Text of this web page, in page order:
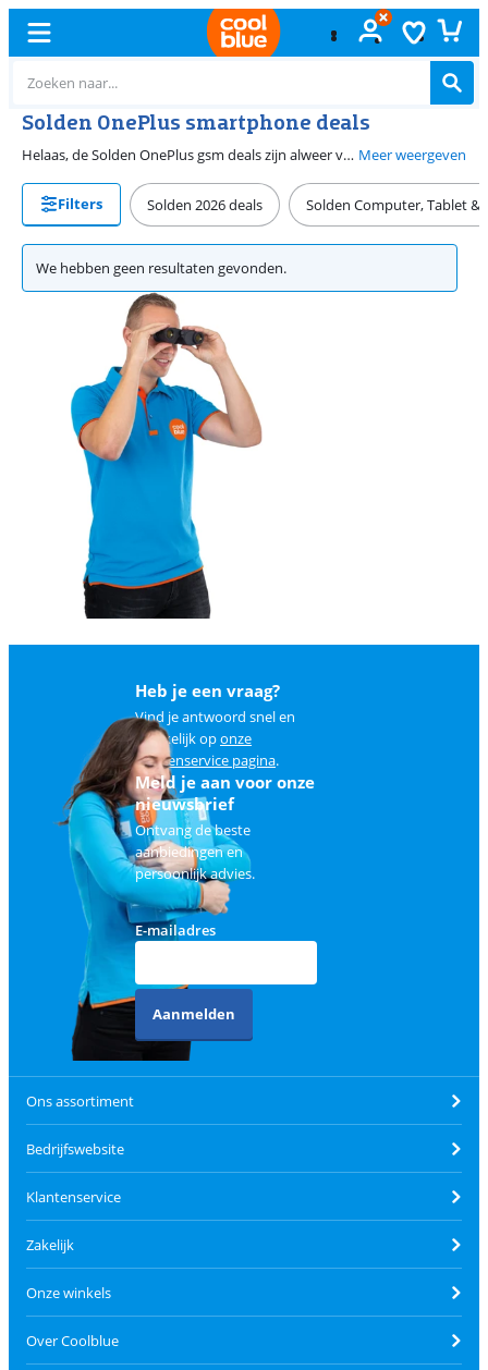
Solden OnePlus smartphone deals
Helaas, de Solden OnePlus gsm deals zijn alweer voorbij. Gelukkig zijn OnePlus smartphones bij Coolblue vaker in de aanbieding. Tijdens de Solden staat deze pagina weer vol met OnePlus Solden deals. Je koopt dan jouw nieuwe OnePlus topklasse smartphone of een middenklasse OnePlus Nord met korting. Meer weergeven
Filters Solden 2026 deals Solden Computer, Tablet &
We hebben geen resultaten gevonden.
Heb je een vraag?
Vind je antwoord snel en
makkelijk oponze
klantenservice pagina.
Meld je aan voor onze
nieuwsbrief
Ontvang de beste
aanbiedingen en
persoonlijk advies.
E-mailadres
Aanmelden
Ons assortiment
Bedrijfswebsite
Klantenservice
Zakelijk
Onze winkels
Over Coolblue